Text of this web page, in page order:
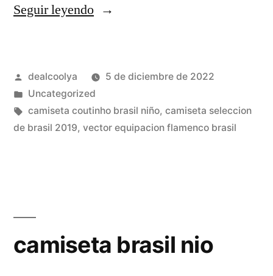
Seguir leyendo«nike
2018»
Publicado
por
dealcoolya
5 de diciembre de 2022
Publicado
en
Uncategorized
Etiquetas:
camiseta coutinho brasil niño, camiseta seleccion
de brasil 2019, vector equipacion flamenco brasil
camiseta brasil nio